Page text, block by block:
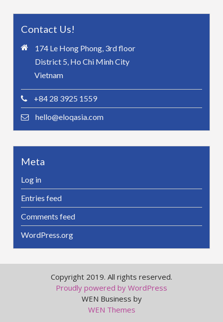
Contact Us!
174 Le Hong Phong, 3rd floor
District 5, Ho Chi Minh City
Vietnam
+84 28 3925 1559
hello@eloqasia.com
Meta
Log in
Entries feed
Comments feed
WordPress.org
Copyright 2019. All rights reserved.
Proudly powered by WordPress
WEN Business by
WEN Themes